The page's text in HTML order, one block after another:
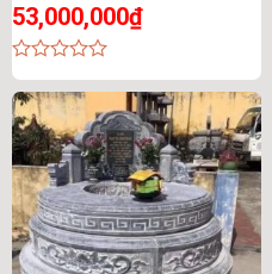
53,000,000₫
0
out
of
5